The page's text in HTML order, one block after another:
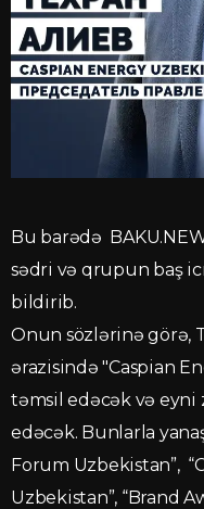
Bu barədə
sədri və qrupun baş
bildirib.
Onun sözlərinə görə,
ərazisində "Caspian
təmsil edəcək və
edəcək. Bunlarla
Forum Uzbekistan”,
Uzbekistan”, “Brand